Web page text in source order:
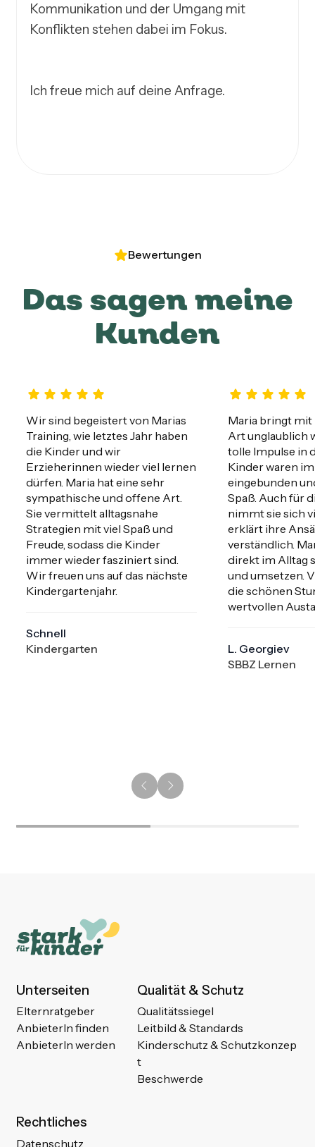
Kommunikation und der Umgang mit
Konflikten stehen dabei im Fokus.
Ich freue mich auf deine Anfrage.
Bewertungen
Das sagen meine
Kunden
Wir sind begeistert von Marias
Training, wie letztes Jahr haben
die Kinder und wir
Erzieherinnen wieder viel lernen
dürfen. Maria hat eine sehr
sympathische und offene Art.
Sie vermittelt alltagsnahe
Strategien mit viel Spaß und
Freude, sodass die Kinder
immer wieder fasziniert sind.
Wir freuen uns auf das nächste
Kindergartenjahr.
Schnell
Kindergarten
Maria bringt
Art unglaublich
tolle Impulse in
Kinder waren
eingebunden
Spaß. Auch für
nimmt sie sich
erklärt ihre
verständlich.
direkt im Alltag
und umsetzen.
die schönen
wertvollen
L. Georgiev
SBBZ Lernen
Unterseiten
Elternratgeber
AnbieterIn finden
AnbieterIn werden
Qualität & Schutz
Qualitätssiegel
Leitbild & Standards
Kinderschutz & Schutzkonzep
t
Beschwerde
Rechtliches
Datenschutz